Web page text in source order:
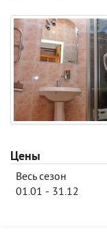
Цены
Весь сезон
01.01 - 31.12